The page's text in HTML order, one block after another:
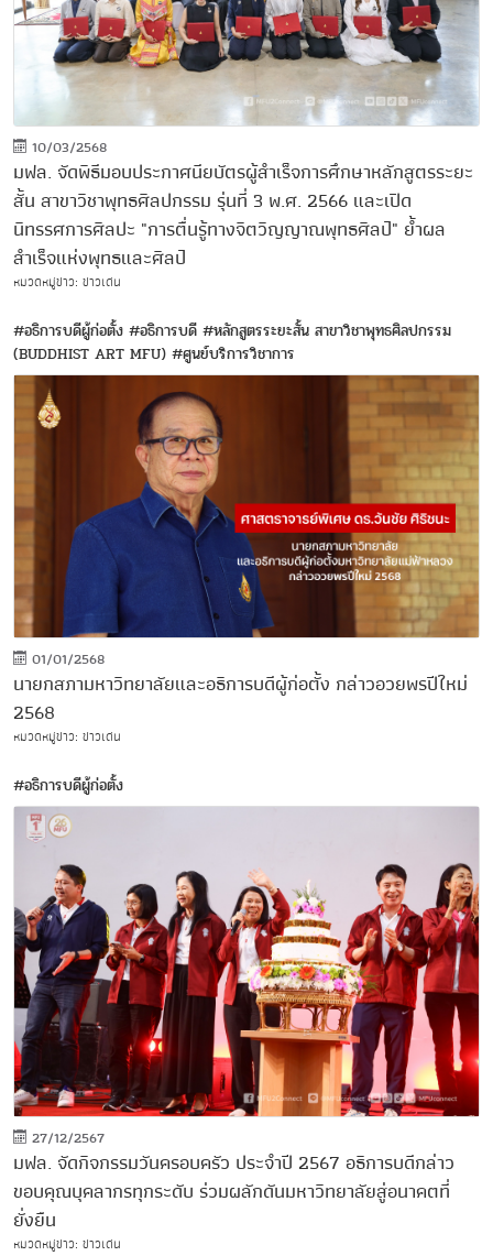
10/03/2568
มฟล. จัดพิธีมอบประกาศนียบัตรผู้สำเร็จการศึกษาหลักสูตรระยะ
สั้น สาขาวิชาพุทธศิลปกรรม รุ่นที่ 3 พ.ศ. 2566 และเปิด
นิทรรศการศิลปะ "การตื่นรู้ทางจิตวิญญาณพุทธศิลป์" ย้ำผล
สำเร็จแห่งพุทธและศิลป์
หมวดหมู่ข่าว: ข่าวเด่น
#อธิการบดีผู้ก่อตั้ง #อธิการบดี #หลักสูตรระยะสั้น สาขาวิชาพุทธศิลปกรรม
(BUDDHIST ART MFU) #ศูนย์บริการวิชาการ
01/01/2568
นายกสภามหาวิทยาลัยและอธิการบดีผู้ก่อตั้ง กล่าวอวยพรปีใหม่
2568
หมวดหมู่ข่าว: ข่าวเด่น
#อธิการบดีผู้ก่อตั้ง
27/12/2567
มฟล. จัดกิจกรรมวันครอบครัว ประจำปี 2567 อธิการบดีกล่าว
ขอบคุณบุคลากรทุกระดับ ร่วมผลักดันมหาวิทยาลัยสู่อนาคตที่
ยั่งยืน
หมวดหมู่ข่าว: ข่าวเด่น